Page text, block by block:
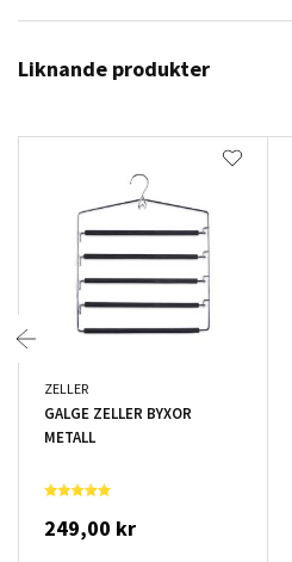
Liknande produkter
ZELLER
GALGE ZELLER BYXOR
METALL
249,00 kr